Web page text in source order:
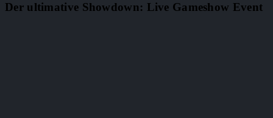
Der ultimative Showdown: Live Gameshow Event